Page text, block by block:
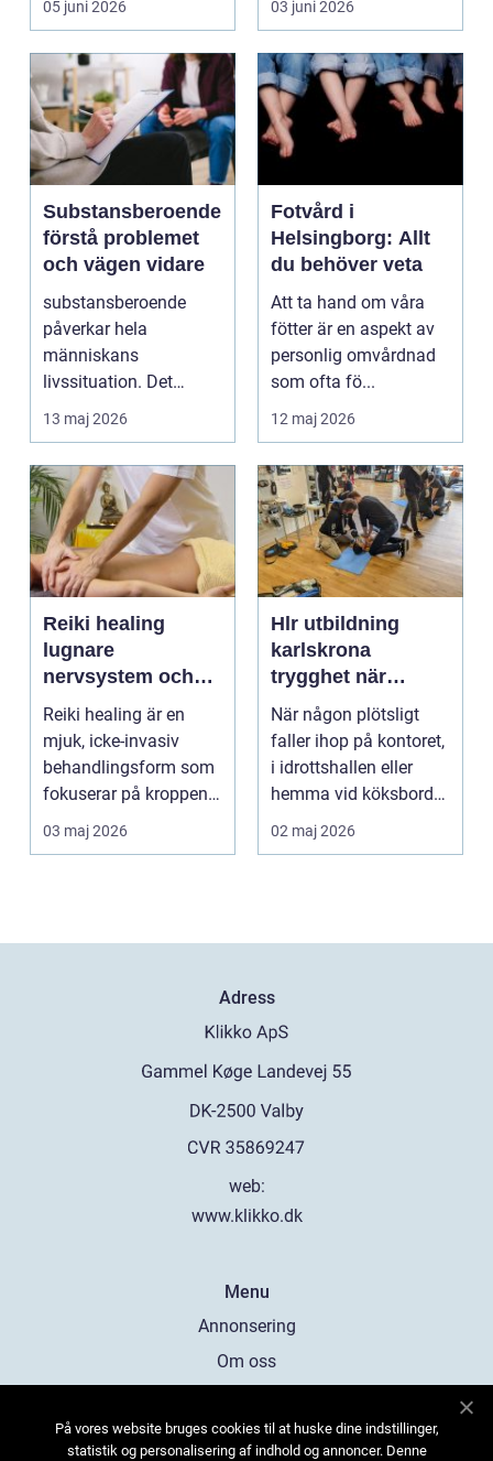
av prod...
05 juni 2026 03 juni 2026
Substansberoende
förstå problemet
och vägen vidare
substansberoende
påverkar hela
människans
livssituation. Det
handlar sällan bara
om alkohol, narkoti...
13 maj 2026
Fotvård i
Helsingborg: Allt
du behöver veta
Att ta hand om våra
fötter är en aspekt av
personlig omvårdnad
som ofta fö...
12 maj 2026
Reiki healing
lugnare
nervsystem och
djupare
återhämtning
Reiki healing är en
mjuk, icke-invasiv
behandlingsform som
fokuserar på kroppens
egen förmåga att lä...
03 maj 2026
Hlr utbildning
karlskrona
trygghet när
sekunderna
räknas
När någon plötsligt
faller ihop på kontoret,
i idrottshallen eller
hemma vid köksbordet
finns det ba...
02 maj 2026
Adress
web:
www.klikko.dk
Menu
Annonsering
Om oss
Kontakta oss
På vores website bruges cookies til at huske dine indstillinger,
statistik og personalisering af indhold og annoncer. Denne